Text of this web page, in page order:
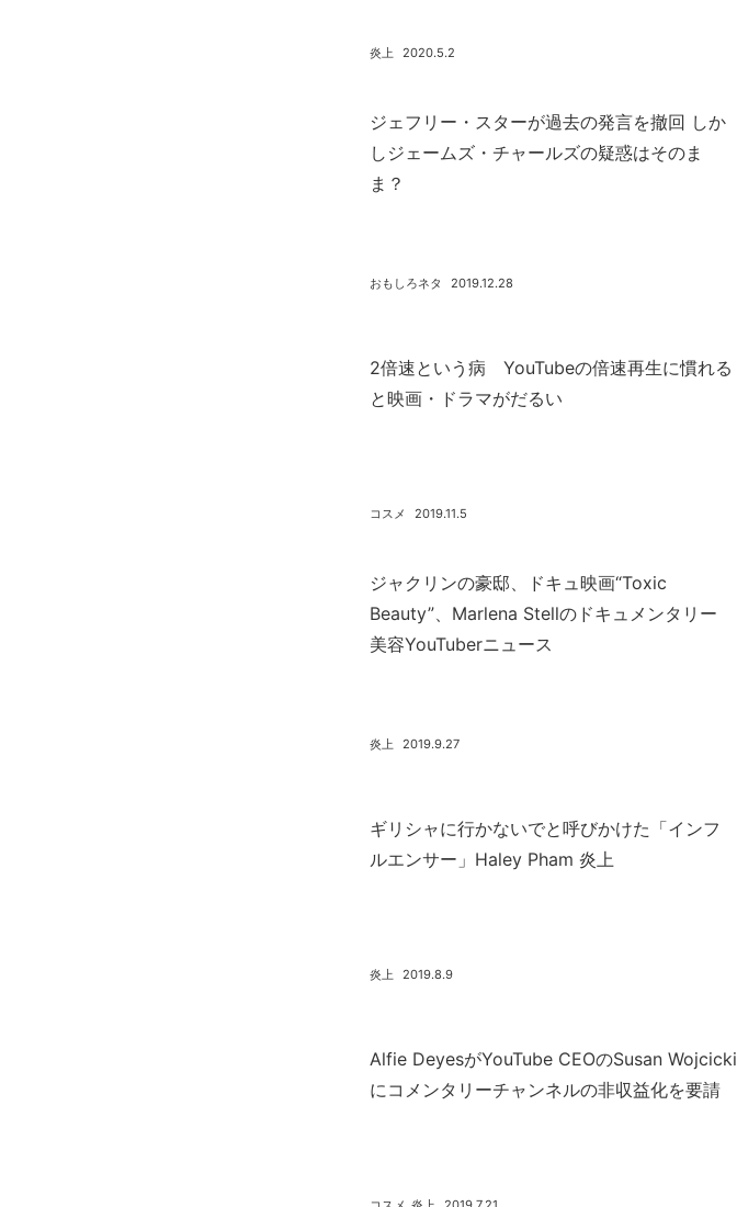
ジェフリー・スターが過去の発言を撤回 しか
しジェームズ・チャールズの疑惑はそのま
ま？
2020.5.2
炎上
2倍速という病 YouTubeの倍速再生に慣れる
と映画・ドラマがだるい
2019.12.28
おもしろネタ
ジャクリンの豪邸、ドキュ映画“Toxic
Beauty”、Marlena Stellのドキュメンタリー
美容YouTuberニュース
2019.11.5
コスメ
ギリシャに行かないでと呼びかけた「インフ
ルエンサー」Haley Pham 炎上
2019.9.27
炎上
Alfie DeyesがYouTube CEOのSusan Wojcicki
にコメンタリーチャンネルの非収益化を要請
2019.8.9
炎上